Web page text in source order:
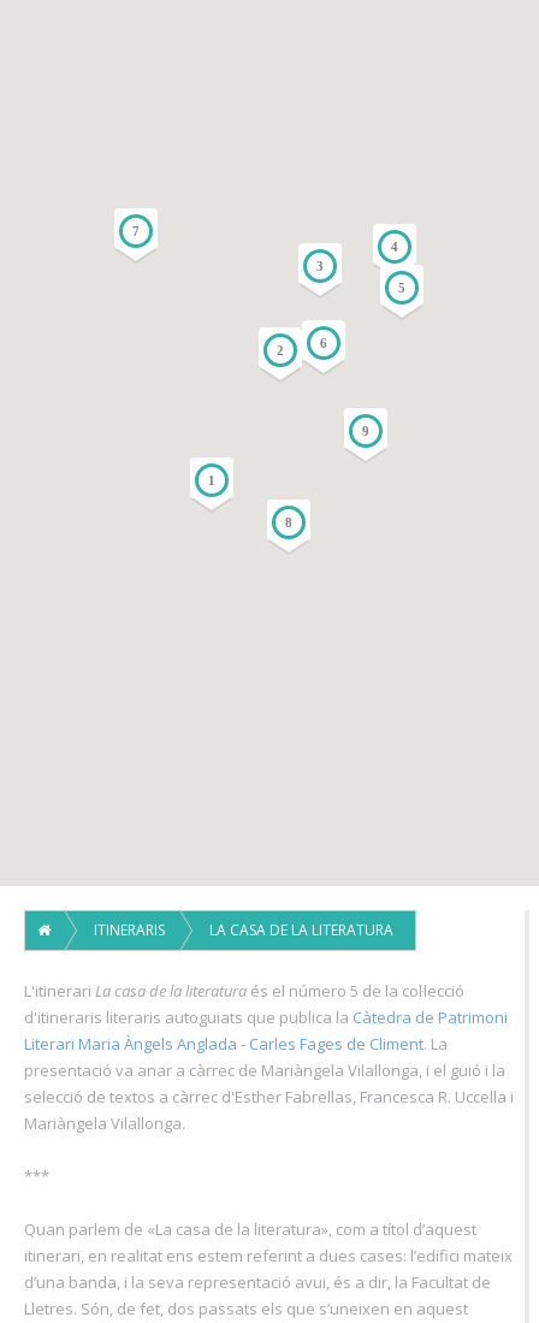
1
2
3
4
5
6
7
8
9
ITINERARIS LA CASA DE LA LITERATURA
L'itinerari La casa de la literatura és el número 5 de la col·lecció
d'itineraris literaris autoguiats que publica la Càtedra de Patrimoni
Literari Maria Àngels Anglada - Carles Fages de Climent. La
presentació va anar a càrrec de Mariàngela Vilallonga, i el guió i la
selecció de textos a càrrec d'Esther Fabrellas, Francesca R. Uccella i
Mariàngela Vilallonga.
***
Quan parlem de «La casa de la literatura», com a títol d’aquest
itinerari, en realitat ens estem referint a dues cases: l’edifici mateix
d’una banda, i la seva representació avui, és a dir, la Facultat de
Lletres. Són, de fet, dos passats els que s’uneixen en aquest